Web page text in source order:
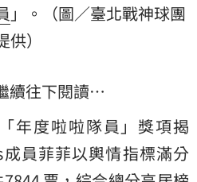
」。（圖／臺北戰神球團
供）
續往下閱讀…
年度啦啦隊員」獎項揭
員菲菲以輿情指標滿分